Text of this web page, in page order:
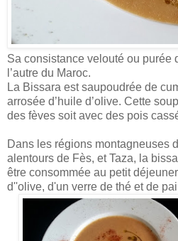
Sa consistance velouté ou purée
l’autre du Maroc.
La Bissara est saupoudrée de
arrosée d’huile d’olive. Cette
des fèves soit avec des pois
Dans les régions montagneuses
alentours de Fès, et Taza, la
être consommée au petit
d''olive, d'un verre de thé et de